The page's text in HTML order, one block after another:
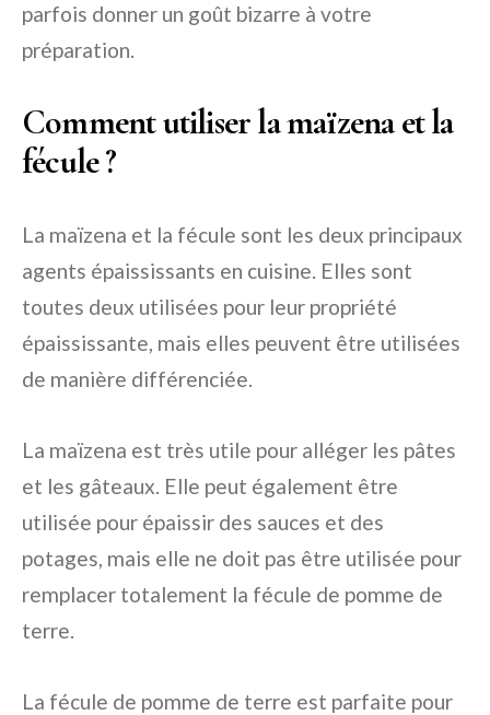
parfois donner un goût bizarre à votre
préparation.
Comment utiliser la maïzena et la
fécule ?
La maïzena et la fécule sont les deux principaux
agents épaississants en cuisine. Elles sont
toutes deux utilisées pour leur propriété
épaississante, mais elles peuvent être utilisées
de manière différenciée.
La maïzena est très utile pour alléger les pâtes
et les gâteaux. Elle peut également être
utilisée pour épaissir des sauces et des
potages, mais elle ne doit pas être utilisée pour
remplacer totalement la fécule de pomme de
terre.
La fécule de pomme de terre est parfaite pour